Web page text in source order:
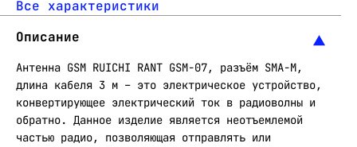
Все характеристики
Описание
Антенна GSM RUICHI RANT GSM-07, разъём SMA-M,
длина кабеля 3 м – это электрическое устройство,
конвертирующее электрический ток в радиоволны и
обратно. Данное изделие является неотъемлемой
частью радио, позволяющая отправлять или